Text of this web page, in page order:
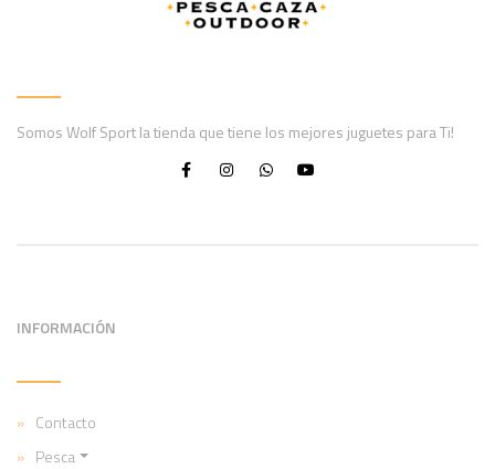
Somos Wolf Sport la tienda que tiene los mejores juguetes para Ti!
INFORMACIÓN
Contacto
Pesca